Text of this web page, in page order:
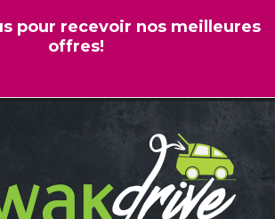
pour recevoir nos meilleures
offres!